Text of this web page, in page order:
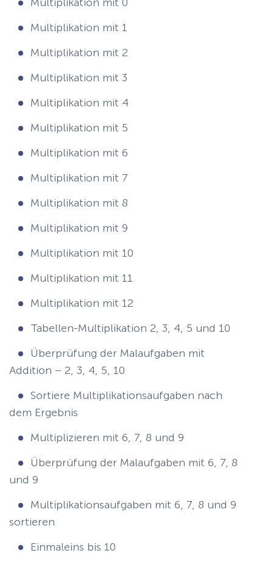
Multiplikation mit 1
Multiplikation mit 2
Multiplikation mit 3
Multiplikation mit 4
Multiplikation mit 5
Multiplikation mit 6
Multiplikation mit 7
Multiplikation mit 8
Multiplikation mit 9
Multiplikation mit 10
Multiplikation mit 11
Multiplikation mit 12
Tabellen-Multiplikation 2, 3, 4, 5 und 10
Überprüfung der Malaufgaben mit
Addition – 2, 3, 4, 5, 10
Sortiere Multiplikationsaufgaben nach
dem Ergebnis
Multiplizieren mit 6, 7, 8 und 9
Überprüfung der Malaufgaben mit 6, 7, 8
und 9
Multiplikationsaufgaben mit 6, 7, 8 und 9
sortieren
Einmaleins bis 10